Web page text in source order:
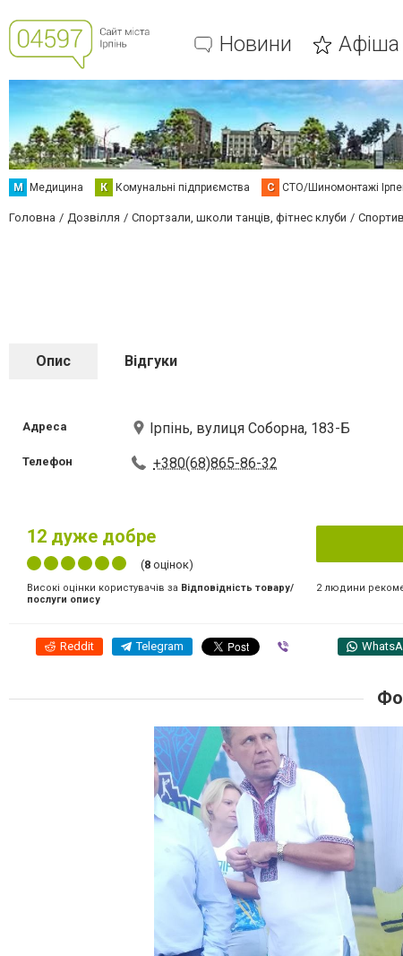
Новини Афіша
М Медицина К Комунальні підприємства С СТО/Шиномонтажі
Головна Дозвілля Спортзали, школи танців, фітнес клуби
Опис Відгуки
Адреса Ірпінь, вулиця Соборна, 183-Б
Телефон +380(68)865-86-32
12 дуже добре
(8 оцінок)
Високі оцінки користувачів за Відповідність товару/
послуги опису
2 людини
Reddit Telegram